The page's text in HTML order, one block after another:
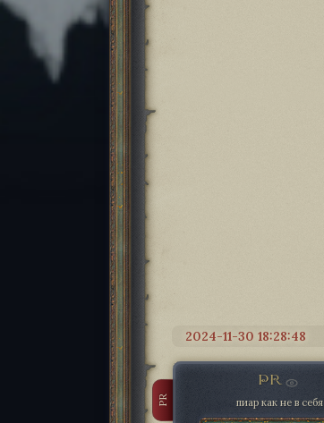
2024-11-30 18:28:48
PR
PR пиар как не в себя